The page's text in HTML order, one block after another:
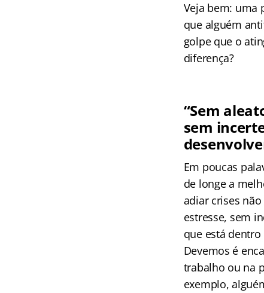
Veja bem: uma
que alguém
golpe que o
diferença?
“Sem
sem
Em poucas
de longe a
adiar crises
estresse, sem
que está
Devemos é
trabalho ou na
exemplo,